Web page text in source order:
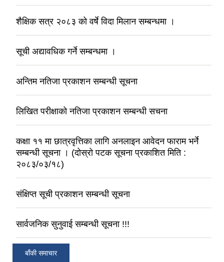
शैक्षिक सत्र २०८३ को वर्षे विदा मिलान सम्बन्धमा ।
सूची अद्यावधिक गर्ने सम्बन्धमा ।
अन्तिम नतिजा प्रकाशन सम्बन्धी सूचना
लिखित परीक्षाको नतिजा प्रकाशन सम्बन्धी सचना
कक्षा ११ मा छात्रवृत्तिका लागि अनलाइन आवेदन फाराम भर्ने
सम्बन्धी सूचना । (दोस्रो पटक सूचना प्रकाशित मिति :
२०८३/०३/१८)
संक्षिप्त सूची प्रकाशन सम्बन्धी सूचना
सार्वजनिक सुनुवाई सम्बन्धी सूचना !!!
बाँकी समाचार